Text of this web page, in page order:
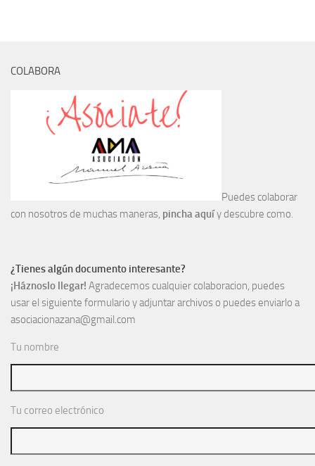
Biografía
Cronología fundamental de Manuel Azaña
Artículos sobre Manuel Azaña
Ochenta años sin Manuel Azaña
Bibliografías
Catálogo Biblioteca
Fondo Mario J. Bonilla
Biblioteca-Novedades
Publicaciones destacadas de nuestra hemeroteca
Tienda
COLABORA
Puedes colaborar
con nosotros de muchas maneras, pincha aquíy descubre como.
¿Tienes algún documento interesante?
¡Háznoslo llegar! Agradecemos cualquier colaboracion, puedes
usar el siguiente formulario y adjuntar archivos o puedes enviarlo a
asociacionazana@gmail.com
Tu nombre
Tu correo electrónico